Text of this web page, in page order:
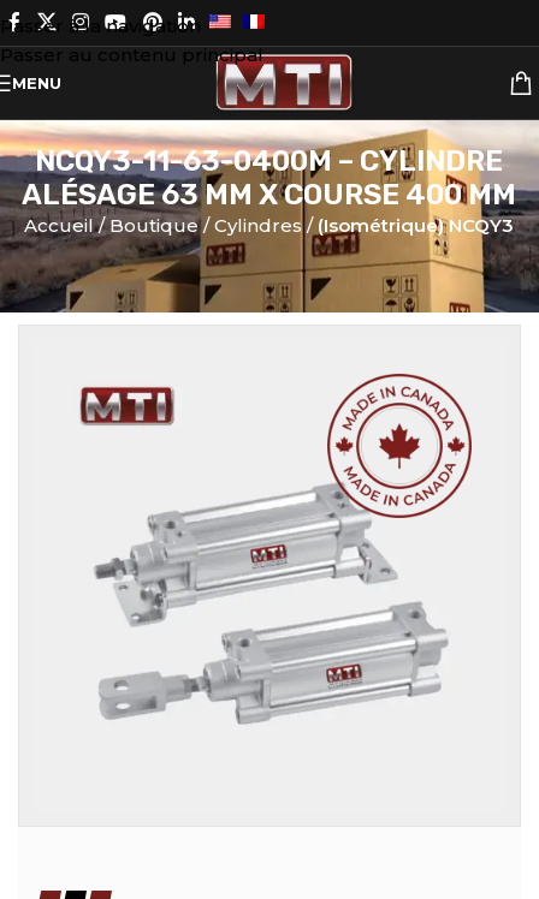
Passer à la navigation
Passer au contenu principal
MENU
NCQY3-11-63-0400M – CYLINDRE
ALÉSAGE 63 MM X COURSE 400 MM
Accueil Boutique Cylindres (Isométrique) NCQY3